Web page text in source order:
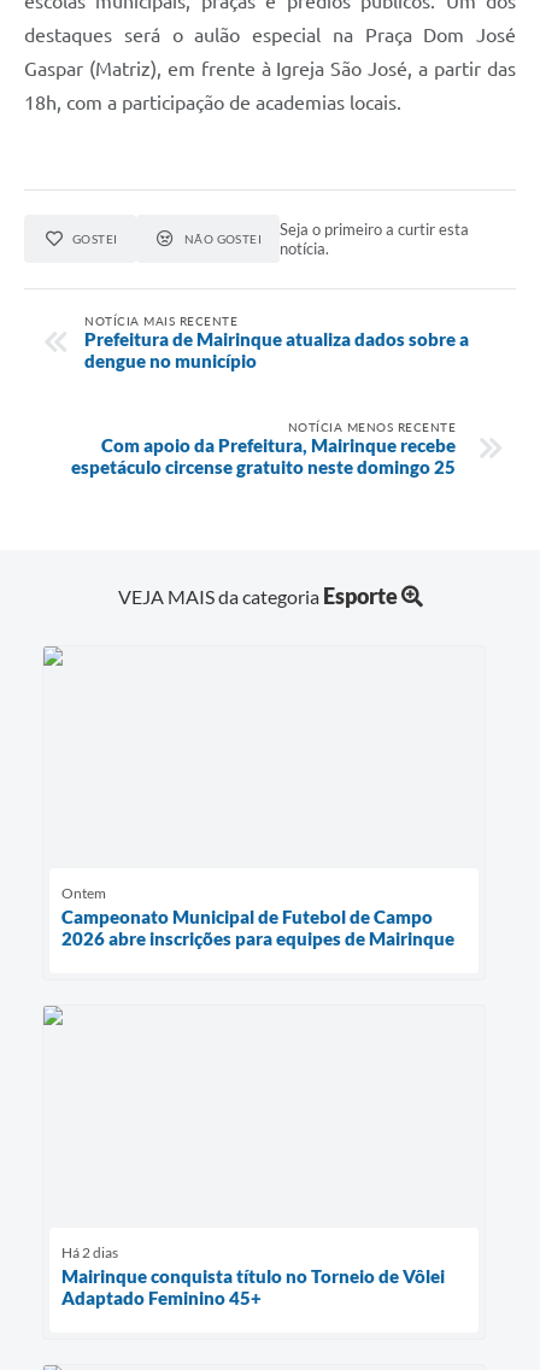
destaques será o aulão especial na Praça Dom José
Gaspar (Matriz), em frente à Igreja São José, a partir das
18h, com a participação de academias locais.
GOSTEI NÃO GOSTEI
Seja o primeiro a curtir esta
notícia.
NOTÍCIA MAIS RECENTE
Prefeitura de Mairinque atualiza dados sobre a
dengue no município
NOTÍCIA MENOS RECENTE
Com apoio da Prefeitura, Mairinque recebe
espetáculo circense gratuito neste domingo 25
VEJA MAIS da categoria Esporte
Ontem
Campeonato Municipal de Futebol de Campo
2026 abre inscrições para equipes de Mairinque
Há 2 dias
Mairinque conquista título no Torneio de Vôlei
Adaptado Feminino 45+